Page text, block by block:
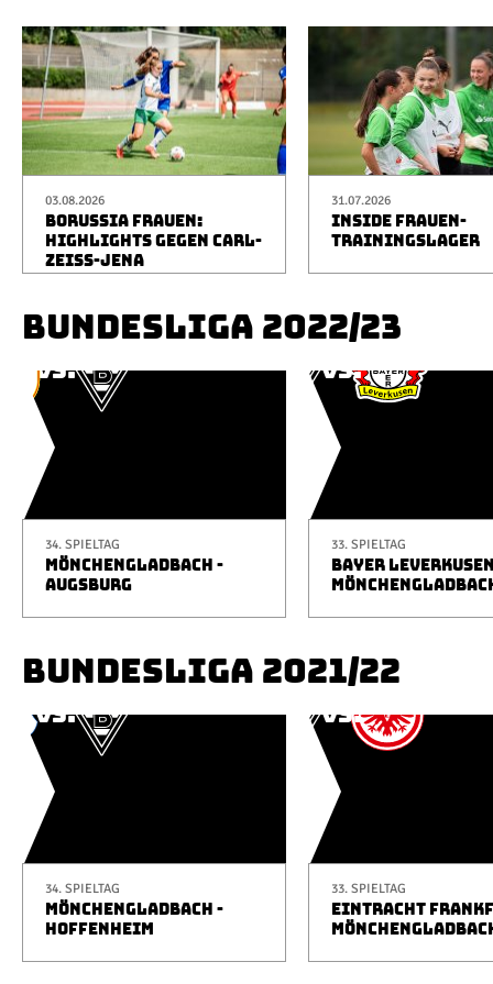
03.08.2026
BORUSSIA FRAUEN:
HIGHLIGHTS GEGEN CARL-
ZEISS-JENA
31.07.2026
INSIDE FRAUEN-
TRAININGSLAGER
BUNDESLIGA 2022/23
34. SPIELTAG
MÖNCHENGLADBACH -
AUGSBURG
33. SPIELTAG
BAYER
BUNDESLIGA 2021/22
34. SPIELTAG
MÖNCHENGLADBACH -
HOFFENHEIM
33. SPIELTAG
EINTRACHT